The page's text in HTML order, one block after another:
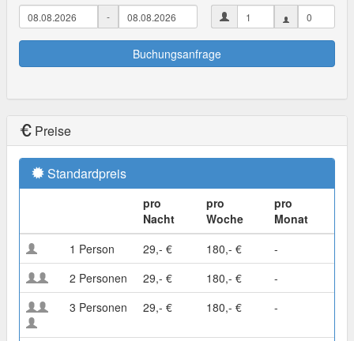
-
Buchungsanfrage
Preise
Standardpreis
pro
Nacht
pro
Woche
pro
Monat
1 Person
29,- € 180,- €
-
2 Personen
29,- € 180,- €
-
3 Personen
29,- € 180,- € -